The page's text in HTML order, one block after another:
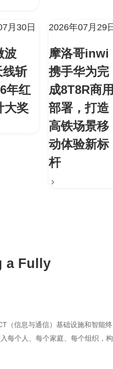
月30日
波
线斩
年红
大奖
2026年07月29
摩洛哥inwi
携手华为完
成8T8R商
部署，打造
高铁场景移
动体验新标
杆
a Fully
（信息与通信）基础设施和智能终
每个人、每个家庭、每个组织，构